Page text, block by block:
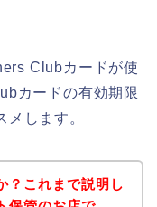
Clubカードが使
カードの有効期限
します。
？これまで説明し